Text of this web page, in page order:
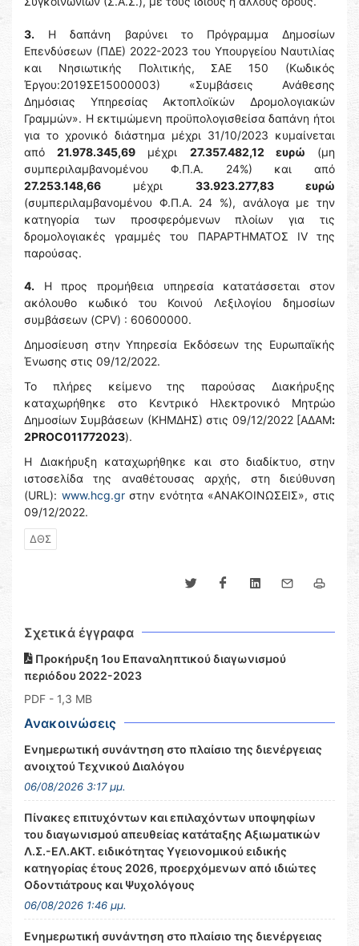
3. Η δαπάνη βαρύνει το Πρόγραμμα Δημοσίων
Επενδύσεων (ΠΔΕ) 2022-2023 του Υπουργείου Ναυτιλίας
και Νησιωτικής Πολιτικής, ΣΑΕ 150 (Κωδικός
Έργου:2019ΣΕ15000003) «Συμβάσεις Ανάθεσης
Δημόσιας Υπηρεσίας Ακτοπλοϊκών Δρομολογιακών
Γραμμών». Η εκτιμώμενη προϋπολογισθείσα δαπάνη ήτοι
για το χρονικό διάστημα μέχρι 31/10/2023 κυμαίνεται
από21.978.345,69 μέχρι 27.357.482,12 ευρώ (μη
συμπεριλαμβανομένου Φ.Π.Α. 24%) και από
27.253.148,66 μέχρι 33.923.277,83 ευρώ
(συμπεριλαμβανομένου Φ.Π.Α. 24 %), ανάλογα με την
κατηγορία των προσφερόμενων πλοίων για τις
δρομολογιακές γραμμές του ΠΑΡΑΡΤΗΜΑΤΟΣ ΙV της
παρούσας.
4. Η προς προμήθεια υπηρεσία κατατάσσεται στον
ακόλουθο κωδικό του Κοινού Λεξιλογίου δημοσίων
συμβάσεων (CPV) : 60600000.
Δημοσίευση στην Υπηρεσία Εκδόσεων της Ευρωπαϊκής
Ένωσης στις 09/12/2022.
Το πλήρες κείμενο της παρούσας Διακήρυξης
καταχωρήθηκε στο Κεντρικό Ηλεκτρονικό Μητρώο
Δημοσίων Συμβάσεων (ΚΗΜΔΗΣ) στις 09/12/2022 [ΑΔΑΜ:
2PROC011772023).
Η Διακήρυξη καταχωρήθηκε και στο διαδίκτυο, στην
ιστοσελίδα της αναθέτουσας αρχής, στη διεύθυνση
(URL): www.hcg.grστην ενότητα «ΑΝΑΚΟΙΝΩΣΕΙΣ», στις
09/12/2022.
ΔΘΣ
Σχετικά έγγραφα
Προκήρυξη 1ου Επαναληπτικού διαγωνισμού
περιόδου 2022-2023
PDF - 1,3 MB
Ανακοινώσεις
Ενημερωτική συνάντηση στο πλαίσιο της διενέργειας
ανοιχτού Τεχνικού Διαλόγου
06/08/2026 3:17 μμ.
Πίνακες επιτυχόντων και επιλαχόντων υποψηφίων
του διαγωνισμού απευθείας κατάταξης Αξιωματικών
Λ.Σ.-ΕΛ.ΑΚΤ. ειδικότητας Υγειονομικού ειδικής
κατηγορίας έτους 2026, προερχόμενων από ιδιώτες
Οδοντιάτρους και Ψυχολόγους
06/08/2026 1:46 μμ.
Ενημερωτική συνάντηση στο πλαίσιο της διενέργειας